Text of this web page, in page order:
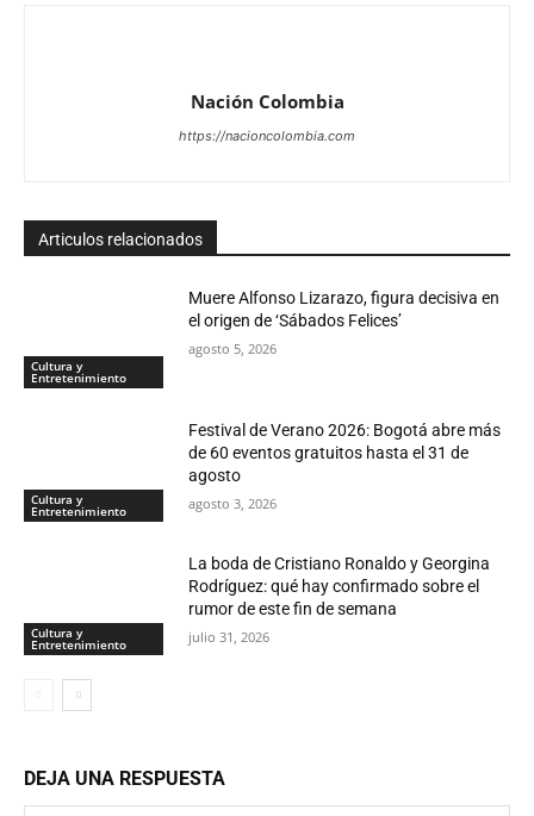
Nación Colombia
https://nacioncolombia.com
Articulos relacionados
Cultura y
Entretenimiento
Muere Alfonso Lizarazo, figura decisiva en
el origen de ‘Sábados Felices’
agosto 5, 2026
Cultura y
Entretenimiento
Festival de Verano 2026: Bogotá abre más
de 60 eventos gratuitos hasta el 31 de
agosto
agosto 3, 2026
Cultura y
Entretenimiento
La boda de Cristiano Ronaldo y Georgina
Rodríguez: qué hay confirmado sobre el
rumor de este fin de semana
julio 31, 2026
DEJA UNA RESPUESTA